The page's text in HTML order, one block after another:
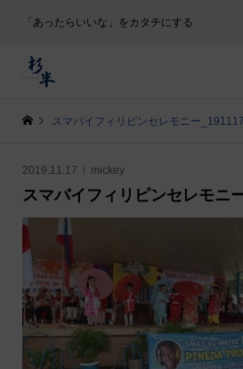
「あったらいいな」をカタチにする
スマバイフィリピンセレモニー
2019.11.17 mickey
スマバイフィリピンセレモニ